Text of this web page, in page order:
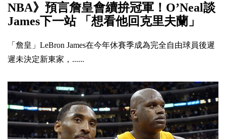
NBA》預言詹皇會續拚冠軍！O’Neal談
James下一站 「想看他回克里夫蘭」
「詹皇」LeBron James在今年休賽季成為完全自由球員後遲
遲未決定新東家，......